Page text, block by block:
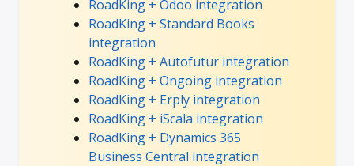
RoadKing + Odoo integration
RoadKing + Standard Books
integration
RoadKing + Autofutur integration
RoadKing + Ongoing integration
RoadKing + Erply integration
RoadKing + iScala integration
RoadKing + Dynamics 365
Business Central integration